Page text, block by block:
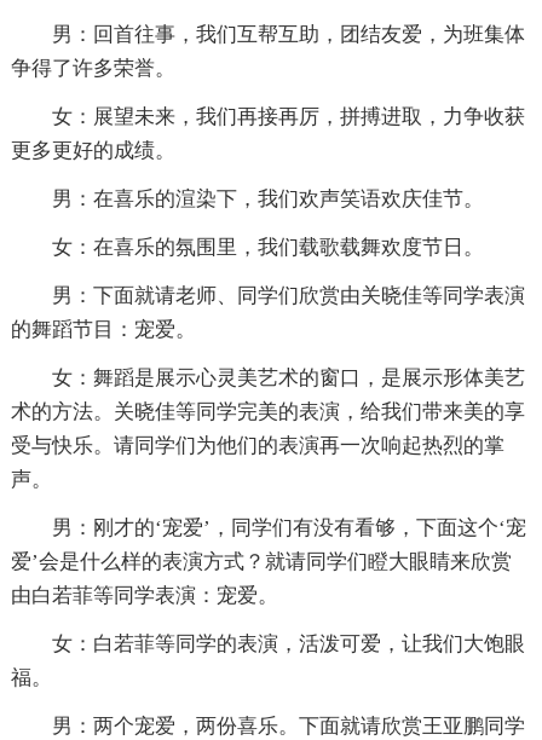
男：回首往事，我们互帮互助，团结友爱，为班集体
争得了许多荣誉。
女：展望未来，我们再接再厉，拼搏进取，力争收获
更多更好的成绩。
男：在喜乐的渲染下，我们欢声笑语欢庆佳节。
女：在喜乐的氛围里，我们载歌载舞欢度节日。
男：下面就请老师、同学们欣赏由关晓佳等同学表演
的舞蹈节目：宠爱。
女：舞蹈是展示心灵美艺术的窗口，是展示形体美艺
术的方法。关晓佳等同学完美的表演，给我们带来美的享
受与快乐。请同学们为他们的表演再一次响起热烈的掌
声。
男：刚才的‘宠爱’，同学们有没有看够，下面这个‘宠
爱’会是什么样的表演方式？就请同学们瞪大眼睛来欣赏
由白若菲等同学表演：宠爱。
女：白若菲等同学的表演，活泼可爱，让我们大饱眼
福。
男：两个宠爱，两份喜乐。下面就请欣赏王亚鹏同学